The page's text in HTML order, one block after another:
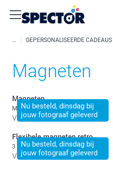
GEPERSONALISEERDE CADEAUS
Magneten
Nu besteld, dinsdag bij
jouw fotograaf geleverd
Magneten
Meer dan 10 varianten
Vanaf 8,50
Nu besteld, dinsdag bij
jouw fotograaf geleverd
Flexibele magneten retro
3 varianten
Vanaf 9,50